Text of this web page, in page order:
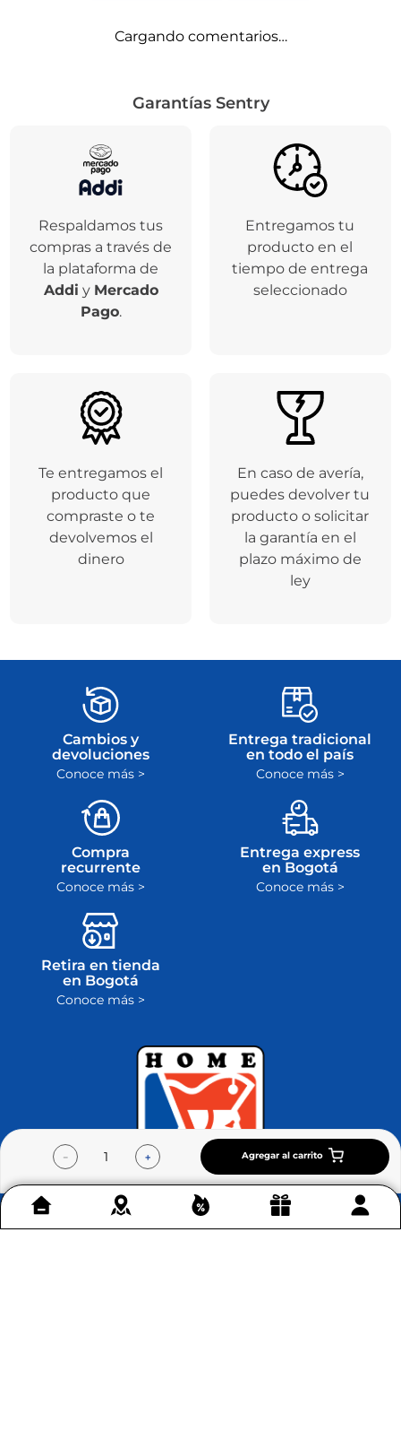
＋
－ Agregar al carrito
Cargando comentarios…
Garantías Sentry
Respaldamos tus
compras a través de
la plataforma de
Addi y Mercado
Pago.
Entregamos tu
producto en el
tiempo de entrega
seleccionado
Te entregamos el
producto que
compraste o te
devolvemos el
dinero
En caso de avería,
puedes devolver tu
producto o solicitar
la garantía en el
plazo máximo de
ley
Cambios y
devoluciones
Conoce más >
Entrega tradicional
en todo el país
Conoce más >
Compra
recurrente
Conoce más >
Entrega express
en Bogotá
Conoce más >
Retira en tienda
en Bogotá
Conoce más >